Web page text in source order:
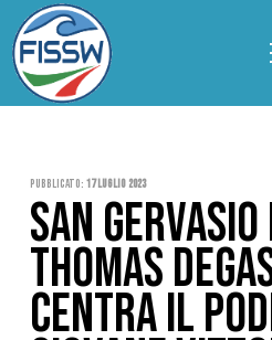
Pubblicato: 17 Luglio 2023
SAN
THOMAS
CENTRA IL